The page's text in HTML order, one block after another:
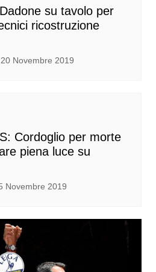
su tavolo per
ricostruzione
20 Novembre 2019
Cordoglio per morte
piena luce su
Novembre 2019